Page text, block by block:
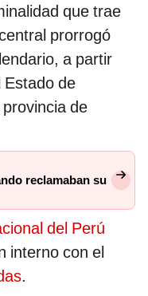
que trae
prorrogó
a partir
Estado de
de
reclamaban su
del Perú
interno con el
.